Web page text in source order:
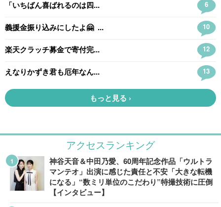
アクセスランキング
神谷天音＆中田乃愛、60周年記念作品「ウルトラ
マンテオ」出演に感じた責任と不安「大きな転機
になる」“数ミリ単位のこだわり”特撮技術に圧倒
【インタビュー】